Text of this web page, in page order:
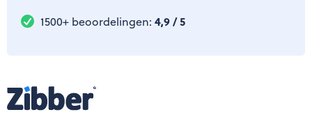
1500+ beoordelingen: 4,9 / 5